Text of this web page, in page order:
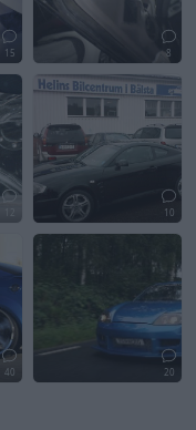
15 8
10
40 20